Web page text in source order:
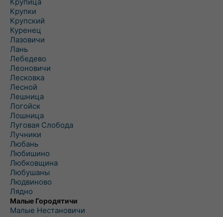
Крупки
Крупский
Куренец
Лазовичи
Лань
Лебедево
Леоновичи
Лесковка
Лесной
Лешница
Логойск
Лошница
Луговая Слобода
Лучники
Любань
Любишино
Любковщина
Любушаны
Людвиново
Лядно
Малые Городятичи
Малые Нестановичи